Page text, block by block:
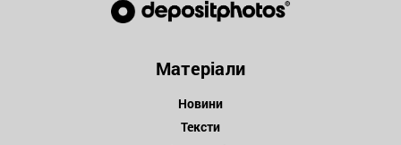
Матеріали
Новини
Тексти